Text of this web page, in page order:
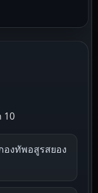
10
องทัพอสูรสยอง